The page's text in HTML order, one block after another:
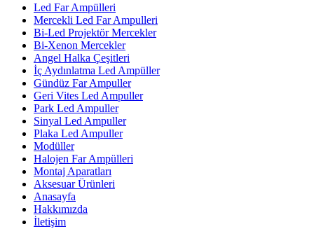
Led Far Ampülleri
Mercekli Led Far Ampulleri
Bi-Led Projektör Mercekler
Bi-Xenon Mercekler
Angel Halka Çeşitleri
İç Aydınlatma Led Ampüller
Gündüz Far Ampuller
Geri Vites Led Ampuller
Park Led Ampuller
Sinyal Led Ampuller
Plaka Led Ampuller
Modüller
Halojen Far Ampülleri
Montaj Aparatları
Aksesuar Ürünleri
Anasayfa
Hakkımızda
İletişim